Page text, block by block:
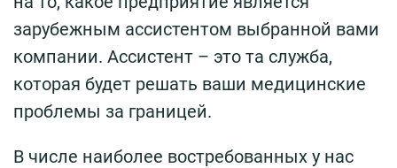
зарубежным ассистентом выбранной вами
компании. Ассистент – это та служба,
которая будет решать ваши медицинские
проблемы за границей.
В числе наиболее востребованных у нас